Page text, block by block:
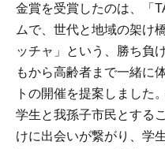
金賞を受賞したのは、「
ムで、世代と地域の架け
ッチャ」という、勝ち負
もから高齢者まで一緒に
トの開催を提案しました
学生と我孫子市民とする
けに出会いが繋がり、学